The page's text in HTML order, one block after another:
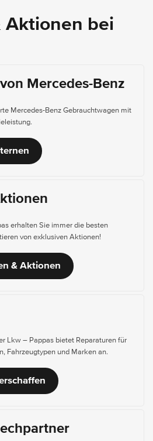
Aktionen bei
Mercedes-Benz
Mercedes-Benz Gebrauchtwagen mit
erhalten Sie immer die besten
von exklusiven Aktionen!
& Aktionen
Lkw – Pappas bietet Reparaturen für
Fahrzeugtypen und Marken an.